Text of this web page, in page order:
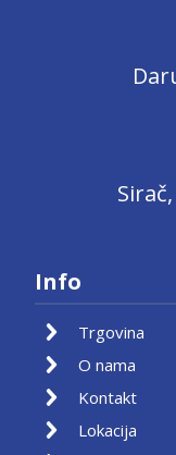
Info
Trgovina
O nama
Kontakt
Lokacija